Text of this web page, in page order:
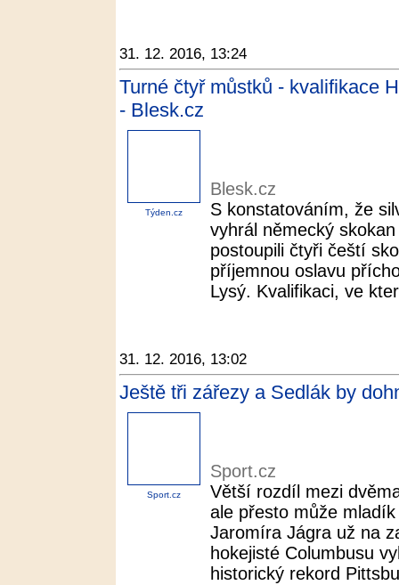
31. 12. 2016, 13:24
Turné čtyř můstků - kvalifikace
- Blesk.cz
Týden.cz
Blesk.cz
S konstatováním, že
vyhrál německý
postoupili čtyři čeští
příjemnou oslavu
Lysý. Kvalifikaci, ve
31. 12. 2016, 13:02
Ještě tři zářezy a Sedlák by
Sport.cz
Sport.cz
Větší rozdíl mezi
ale přesto může
Jaromíra Jágra už na
hokejisté Columbusu
historický rekord